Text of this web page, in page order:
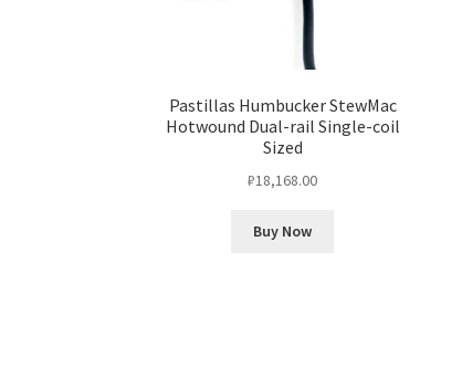
Pastillas Humbucker StewMac
Hotwound Dual-rail Single-coil
Sized
₽18,168.00
Buy Now